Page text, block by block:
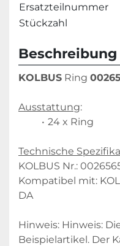
Ersatzteilnummer
Stückzahl
Beschreibung
KOLBUS Ring
Ausstattung:
24 x Ring
Technische
KOLBUS Nr.:
Kompatibel mit:
DA
Hinweis: Hinweis:
Beispielartikel. Der